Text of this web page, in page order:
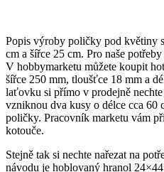
Popis výroby poličky pod květiny
cm a šířce 25 cm. Pro naše
V hobbymarketu můžete koupit
šířce 250 mm, tloušťce 18 mm a
laťovku si přímo v prodejně
vzniknou dva kusy o délce cca 60
poličky. Pracovník marketu vám
kotouče.
Stejně tak si nechte nařezat na
návodu je hoblovaný hranol